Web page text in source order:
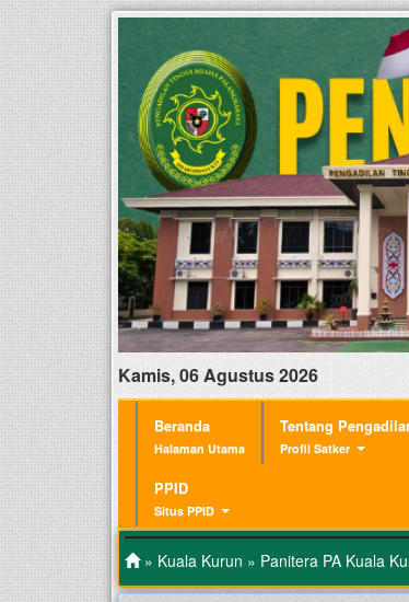
Kamis, 06 Agustus 2026
Beranda
Halaman Utama
Tentang
Profil Satker
PPID
Situs PPID
» Kuala Kurun » Panitera PA Kuala